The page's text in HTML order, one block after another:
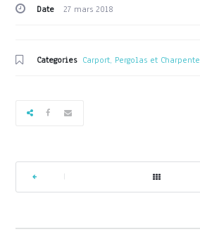
Date
27 mars 2018
Categories Carport, Pergolas et Charpente
|